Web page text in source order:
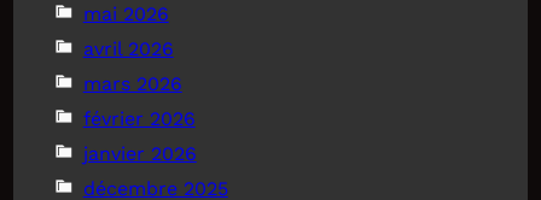
mai 2026
avril 2026
mars 2026
février 2026
janvier 2026
décembre 2025